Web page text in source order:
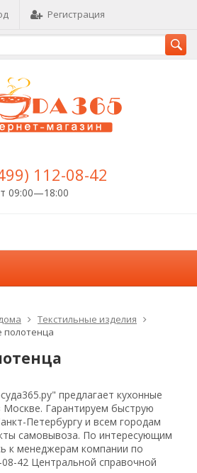
Регистрация
112-08-42
09:00—18:00
Текстильные изделия
полотенца
предлагает кухонные
Москве. Гарантируем быструю
Петербургу и всем городам
самовывоза. По интересующим
к менеджерам компании по
42 Центральной справочной